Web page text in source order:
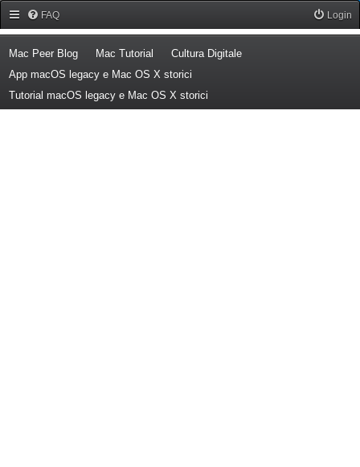
FAQ Login
Mac Peer Blog(Opens a new tab)
Mac Tutorial (Opens a new tab)
Cultura Digitale(Opens a new tab)
App macOS legacy e Mac OS X storici
Tutorial macOS legacy e Mac OS X storici